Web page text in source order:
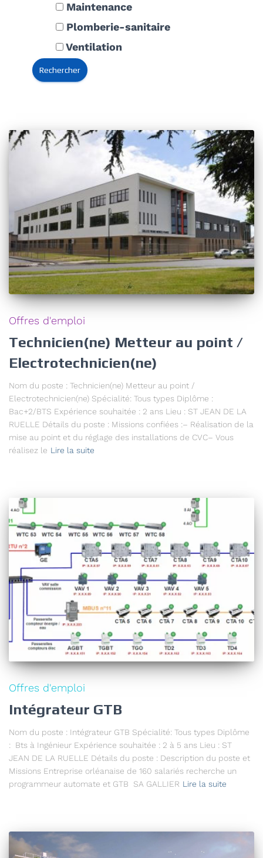
Maintenance
Plomberie-sanitaire
Ventilation
Offres d'emploi
Technicien(ne) Metteur au point /
Electrotechnicien(ne)
Nom du poste : Technicien(ne) Metteur au point /
Electrotechnicien(ne) Spécialité: Tous types Diplôme :
Bac+2/BTS Expérience souhaitée : 2 ans Lieu : ST JEAN DE LA
RUELLE Détails du poste : Missions confiées :– Réalisation de la
mise au point et du réglage des installations de CVC– Vous
réalisez le Lire la suite
Offres d'emploi
Intégrateur GTB
Nom du poste : Intégrateur GTB Spécialité: Tous types Diplôme
: Bts à Ingénieur Expérience souhaitée : 2 à 5 ans Lieu : ST
JEAN DE LA RUELLE Détails du poste : Description du poste et
Missions Entreprise orléanaise de 160 salariés recherche un
programmeur automate et GTB SA GALLIER Lire la suite